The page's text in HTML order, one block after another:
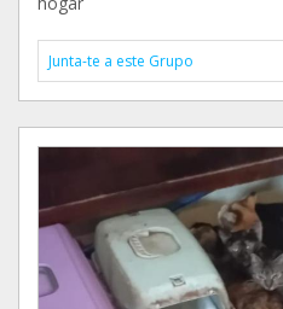
Junta-te a este Grupo